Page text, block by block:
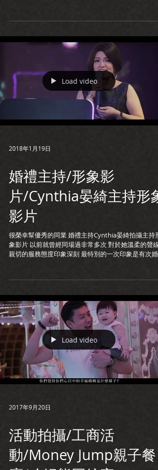
Load video
2018年1月19日
婚禮主持/形象影
片/Cynthia晏綺主持形象
影片
很榮幸幫優秀的同業 婚禮主持Cynthia晏綺拍攝主持形
象影片 以前就曾經同場過非常多次 對於她溫柔的聲線
親切的服務態度印象深刻 最特別的一次印象是有次婚
Load video
2017年9月20日
活動拍攝/工商活
動/Money Jump親子餐